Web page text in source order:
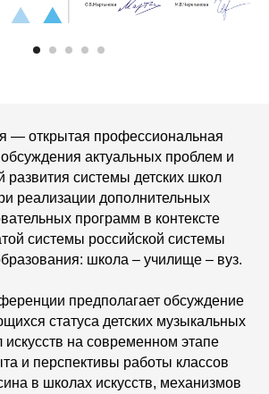
— открытая профессиональная
актуальных проблем и
развития системы детских школ
реализации дополнительных
программ в контексте
системы российской системы
школа – училище – вуз.
предполагает обсуждение
статуса детских музыкальных
на современном этапе
и перспективы работы классов
в школах искусств, механизмов